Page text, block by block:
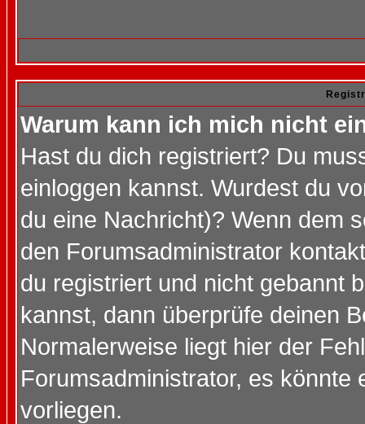
Warum kann ich mich nicht
Hast du dich registriert? Du
einloggen kannst. Wurdest du
du eine Nachricht)? Wenn dem
den Forumsadministrator
du registriert und nicht gebannt
kannst, dann überprüfe deinen
Normalerweise liegt hier der
Forumsadministrator, es könnte
vorliegen.